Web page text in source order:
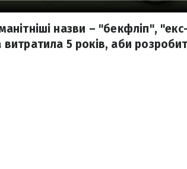
назви – "бекфліп",
5 років, аби